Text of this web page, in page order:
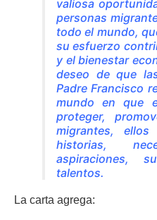
valiosa
personas
todo el mundo,
su esfuerzo
y el bienestar
deseo de que
Padre Francisco
mundo en que
proteger,
migrantes,
historias,
aspiraciones,
talentos.
La carta agrega: